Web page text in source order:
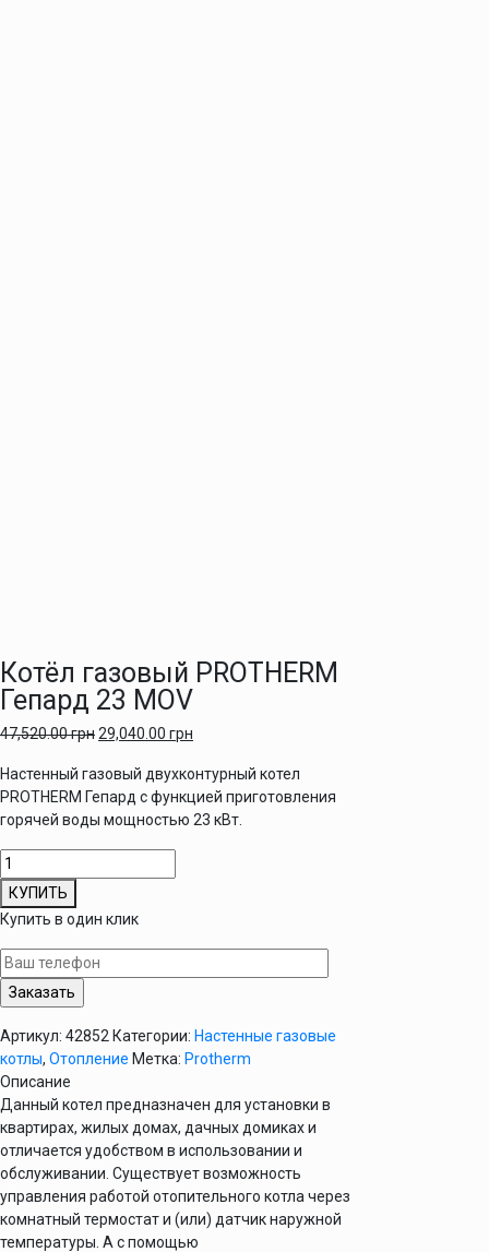
Котёл газовый PROTHERM
Гепард 23 MOV
47,520.00грн29,040.00 грн
Настенный газовый двухконтурный котел
PROTHERM Гепард с функцией приготовления
горячей воды мощностью 23 кВт.
Количество
товара
Котёл
газовый
PROTHERM
Гепард
23
КУПИТЬ
Купить в один клик
Артикул: 42852 Категории: Настенные газовые
котлы, Отопление Метка: Protherm
Описание
Данный котел предназначен для установки в
квартирах, жилых домах, дачных домиках и
отличается удобством в использовании и
обслуживании. Существует возможность
управления работой отопительного котла через
комнатный термостат и (или) датчик наружной
температуры. А с помощью